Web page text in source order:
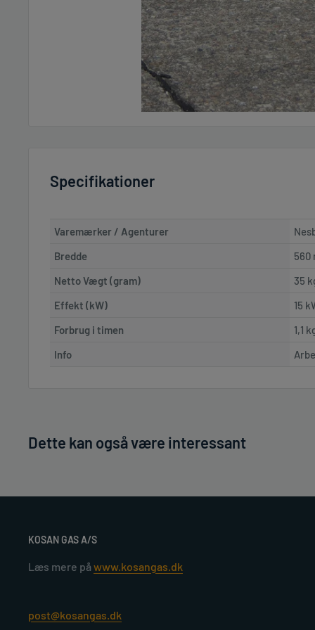
Specifikationer
Varemærker / Agenturer
Bredde
560
Netto Vægt (gram)
35
Effekt (kW)
15
Forbrug i timen
1,1
Info
Dette kan også være interessant
KOSAN GAS A/S
Læs mere på www.kosangas.dk
post@kosangas.dk